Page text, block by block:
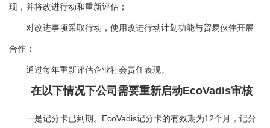
现，并将改进行动和重新评估；
对改进事项采取行动，使用改进行动计划功能与贸易伙伴开展
合作；
通过每年重新评估企业社会责任表现。
在以下情况下公司需要重新启动EcoVadis审核
一是记分卡已到期。EcoVadis记分卡的有效期为12个月，记分